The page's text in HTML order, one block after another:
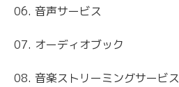
06. 音声サービス
07. オーディオブック
08. 音楽ストリーミングサービス